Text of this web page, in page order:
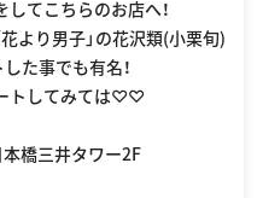
てこちらのお店へ！
より男子」の花沢類(小栗旬)
た事でも有名！
トしてみては♡♡
橋三井タワー2F